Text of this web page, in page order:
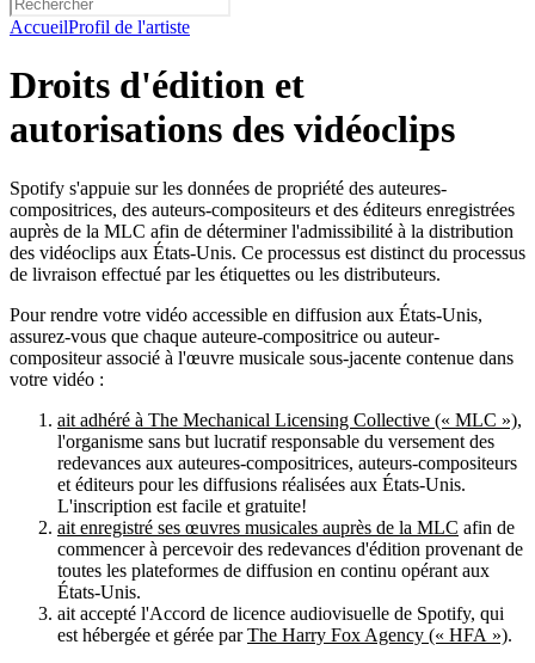
AccueilProfil de l'artiste
Droits d'édition et
autorisations des vidéoclips
Spotify s'appuie sur les données de propriété des auteures-
compositrices, des auteurs-compositeurs et des éditeurs enregistrées
auprès de la MLC afin de déterminer l'admissibilité à la distribution
des vidéoclips aux États-Unis. Ce processus est distinct du processus
de livraison effectué par les étiquettes ou les distributeurs.
Pour rendre votre vidéo accessible en diffusion aux États-Unis,
assurez-vous que chaque auteure-compositrice ou auteur-
compositeur associé à l'œuvre musicale sous-jacente contenue dans
votre vidéo :
ait adhéré à The Mechanical Licensing Collective (« MLC »),
l'organisme sans but lucratif responsable du versement des
redevances aux auteures-compositrices, auteurs-compositeurs
et éditeurs pour les diffusions réalisées aux États-Unis.
L'inscription est facile et gratuite!
ait enregistré ses œuvres musicales auprès de la MLC afin de
commencer à percevoir des redevances d'édition provenant de
toutes les plateformes de diffusion en continu opérant aux
États-Unis.
ait accepté l'Accord de licence audiovisuelle de Spotify, qui
est hébergée et gérée parThe Harry Fox Agency (« HFA »).